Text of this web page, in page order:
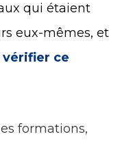
qui étaient
eux-mêmes, et
ce
formations,